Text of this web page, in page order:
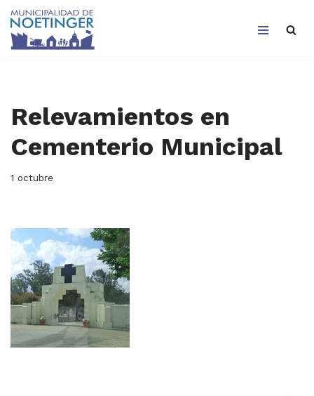
Saltar
Relevamientos en
Cementerio Municipal
1 octubre